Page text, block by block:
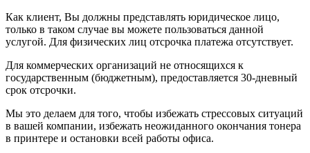
Как клиент, Вы должны представлять юридическое лицо,
только в таком случае вы можете пользоваться данной
услугой. Для физических лиц отсрочка платежа отсутствует.
Для коммерческих организаций не относящихся к
государственным (бюджетным), предоставляется 30-дневный
срок отсрочки.
Мы это делаем для того, чтобы избежать стрессовых ситуаций
в вашей компании, избежать неожиданного окончания тонера
в принтере и остановки всей работы офиса.